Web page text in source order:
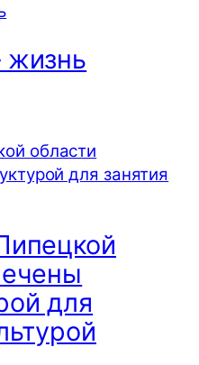
для